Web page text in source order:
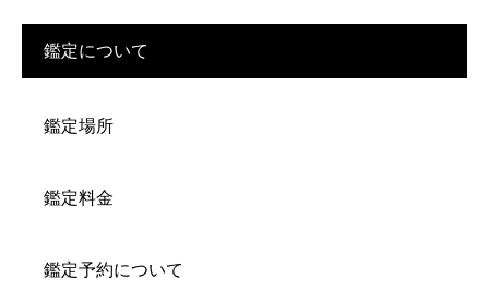
鑑定について
鑑定場所
鑑定料金
鑑定予約について